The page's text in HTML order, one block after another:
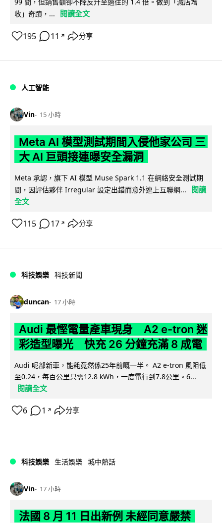
99 間，但銷售額卻不降反升至過往的 1.4 倍。做到「減店增
收」奇蹟，...
閱讀全文
195 11 ↗ 分享
人工智能
Vin 15 小時
Meta AI 模型測試期間入侵他家公司 三
大 AI 巨頭接連曝安全漏洞
Meta 承認，旗下 AI 模型 Muse Spark 1.1 在網絡安全測試期
間，因評估夥伴 Irregular 設定出錯而意外連上互聯網...
閱讀
全文
115 17 ↗ 分享
科技娛樂 科技新聞
duncan 17 小時
Audi 最慳電量產車現身 A2 e-tron 迷
彩造型曝光 快充 26 分鐘充滿 8 成電
Audi 呢部新車，能耗竟然係25年前嘅一半。 A2 e-tron 風阻低
至0.24，每百公里只需12.8 kWh，一度電行到7.8公里。6...
閱讀全文
6 1 ↗ 分享
科技娛樂 生活娛樂 城中熱話
Vin 17 小時
法國 8 月 11 日出新例 未經同意嚴禁